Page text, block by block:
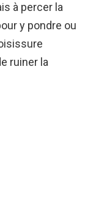
à percer la
y pondre ou
ruiner la